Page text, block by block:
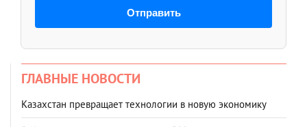
Отправить
ГЛАВНЫЕ НОВОСТИ
Казахстан превращает технологии в новую экономику